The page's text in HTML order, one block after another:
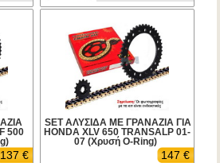
500
137 €
SET ΑΛΥΣΙΔΑ ΜΕ ΓΡΑΝΑΖΙΑ ΓΙΑ
HONDA XLV 650 TRANSALP 01-
07 (Χρυσή O-Ring)
147 €